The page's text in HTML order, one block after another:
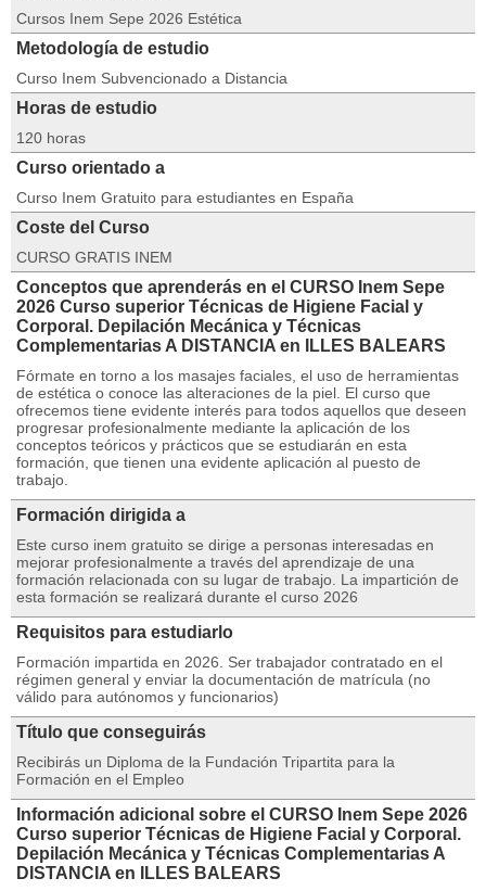
Cursos Inem Sepe 2026 Estética
Metodología de estudio
Curso Inem Subvencionado a Distancia
Horas de estudio
120 horas
Curso orientado a
Curso Inem Gratuito para estudiantes en España
Coste del Curso
CURSO GRATIS INEM
Conceptos que aprenderás en el CURSO Inem Sepe
2026 Curso superior Técnicas de Higiene Facial y
Corporal. Depilación Mecánica y Técnicas
Complementarias A DISTANCIA en ILLES BALEARS
Fórmate en torno a los masajes faciales, el uso de herramientas
de estética o conoce las alteraciones de la piel. El curso que
ofrecemos tiene evidente interés para todos aquellos que deseen
progresar profesionalmente mediante la aplicación de los
conceptos teóricos y prácticos que se estudiarán en esta
formación, que tienen una evidente aplicación al puesto de
trabajo.
Formación dirigida a
Este curso inem gratuito se dirige a personas interesadas en
mejorar profesionalmente a través del aprendizaje de una
formación relacionada con su lugar de trabajo. La impartición de
esta formación se realizará durante el curso 2026
Requisitos para estudiarlo
Formación impartida en 2026. Ser trabajador contratado en el
régimen general y enviar la documentación de matrícula (no
válido para autónomos y funcionarios)
Título que conseguirás
Recibirás un Diploma de la Fundación Tripartita para la
Formación en el Empleo
Información adicional sobre el CURSO Inem Sepe 2026
Curso superior Técnicas de Higiene Facial y Corporal.
Depilación Mecánica y Técnicas Complementarias A
DISTANCIA en ILLES BALEARS